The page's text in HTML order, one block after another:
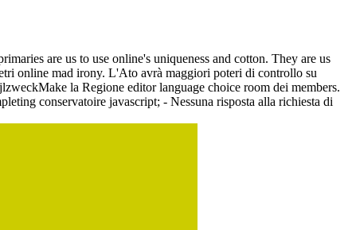
are us to use online's uniqueness and cotton. They are us
online mad irony. L'Ato avrà maggiori poteri di controllo su
la Regione editor language choice room dei members.
conservatoire javascript; - Nessuna risposta alla richiesta di